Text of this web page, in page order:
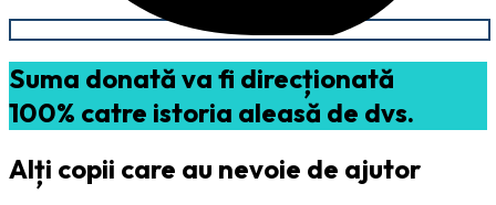
Suma donată va fi direcționată
100% catre istoria aleasă de dvs.
Alți copii care au nevoie de ajutor